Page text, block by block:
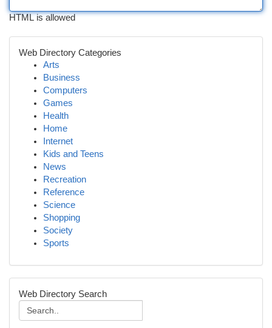
HTML is allowed
Web Directory Categories
Arts
Business
Computers
Games
Health
Home
Internet
Kids and Teens
News
Recreation
Reference
Science
Shopping
Society
Sports
Web Directory Search